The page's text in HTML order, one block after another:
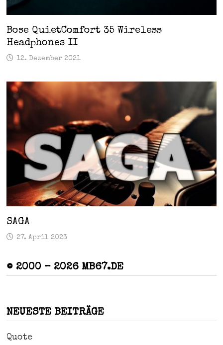
Bose QuietComfort 35 Wireless
Headphones II
12. Dezember 2021
SAGA
27. April 2023
© 2000 – 2026 MB67.DE
NEUESTE BEITRÄGE
Quote